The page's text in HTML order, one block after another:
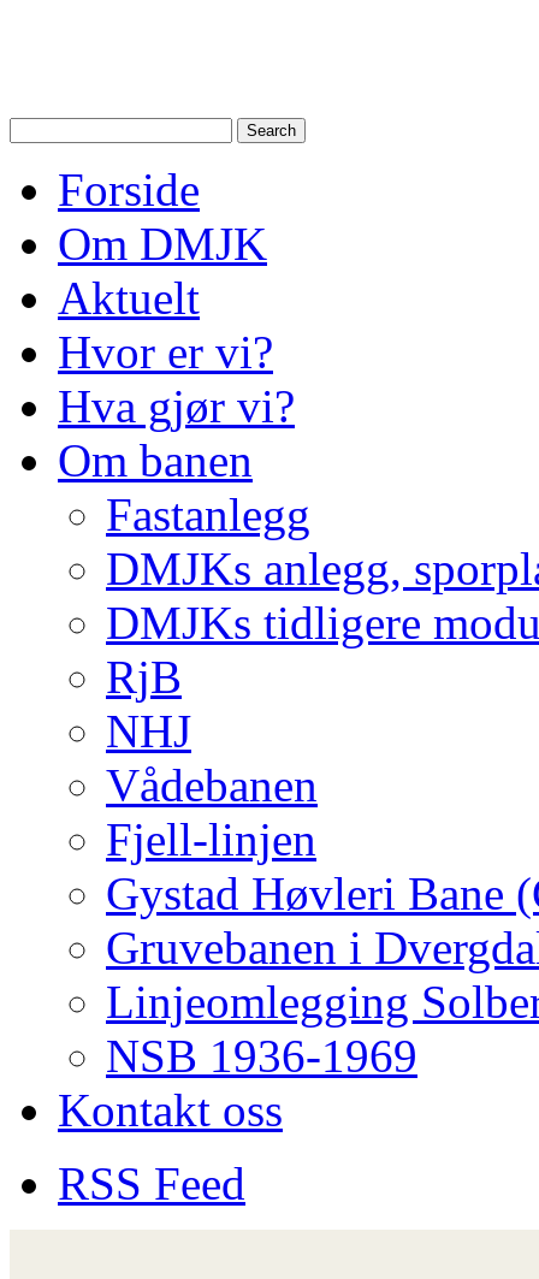
Forside
Om DMJK
Aktuelt
Hvor er vi?
Hva gjør vi?
Om banen
Fastanlegg
DMJKs anlegg,
DMJKs tidligere
RjB
NHJ
Vådebanen
Fjell-linjen
Gystad Høvleri Bane
Gruvebanen i
Linjeomlegging
NSB 1936-1969
Kontakt oss
RSS Feed